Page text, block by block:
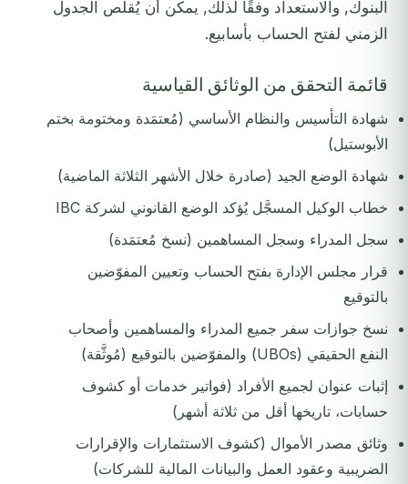
البنوك, والاستعداد وفقًا لذلك, يمكن أن يُقلّص الجدول
الزمني لفتح الحساب بأسابيع.
قائمة التحقق من الوثائق القياسية
شهادة التأسيس والنظام الأساسي (مُعتمَدة ومختومة بختم
الأبوستيل)
شهادة الوضع الجيد (صادرة خلال الأشهر الثلاثة الماضية)
خطاب الوكيل المسجَّل يُؤكد الوضع القانوني لشركة IBC
سجل المدراء وسجل المساهمين (نسخ مُعتمَدة)
قرار مجلس الإدارة بفتح الحساب وتعيين المفوّضين
بالتوقيع
نسخ جوازات سفر جميع المدراء والمساهمين وأصحاب
النفع الحقيقي (UBOs) والمفوّضين بالتوقيع (مُوثَّقة)
إثبات عنوان لجميع الأفراد (فواتير خدمات أو كشوف
حسابات، تاريخها أقل من ثلاثة أشهر)
وثائق مصدر الأموال (كشوف الاستثمارات والإقرارات
الضريبية وعقود العمل والبيانات المالية للشركات)